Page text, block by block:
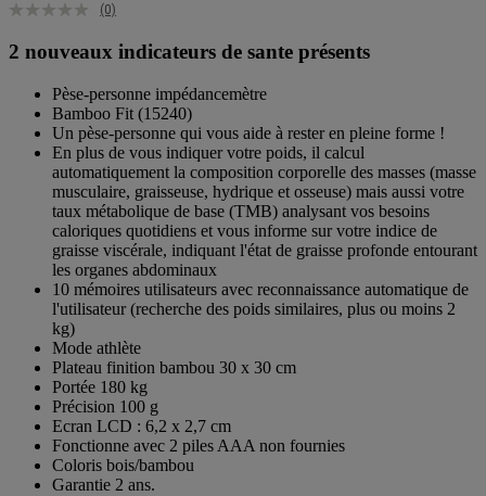
(0)
2 nouveaux indicateurs de sante présents
Pèse-personne impédancemètre
Bamboo Fit (15240)
Un pèse-personne qui vous aide à rester en pleine forme !
En plus de vous indiquer votre poids, il calcul
automatiquement la composition corporelle des masses (masse
musculaire, graisseuse, hydrique et osseuse) mais aussi votre
taux métabolique de base (TMB) analysant vos besoins
caloriques quotidiens et vous informe sur votre indice de
graisse viscérale, indiquant l'état de graisse profonde entourant
les organes abdominaux
10 mémoires utilisateurs avec reconnaissance automatique de
l'utilisateur (recherche des poids similaires, plus ou moins 2
kg)
Mode athlète
Plateau finition bambou 30 x 30 cm
Portée 180 kg
Précision 100 g
Ecran LCD : 6,2 x 2,7 cm
Fonctionne avec 2 piles AAA non fournies
Coloris bois/bambou
Garantie 2 ans.